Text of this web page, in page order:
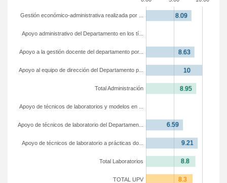
TOTAL UPV
Total Laboratorios
Apoyo de técnicos de laboratorio a prácticas do...
Apoyo de técnicos de laboratorio del Departamen...
Apoyo de técnicos de laboratorios y modelos en ...
Total Administración
Apoyo al equipo de dirección del Departamento p...
Apoyo a la gestión docente del departamento por...
Apoyo administrativo del Departamento en los tí...
Gestión económico-administrativa realizada por ...